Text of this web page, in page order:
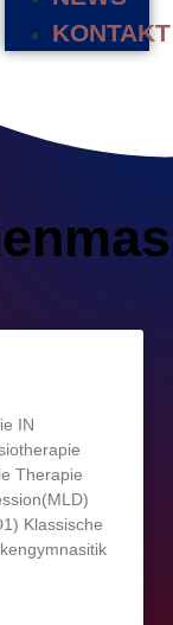
KONTAKT
IN
Therapie
Klassische